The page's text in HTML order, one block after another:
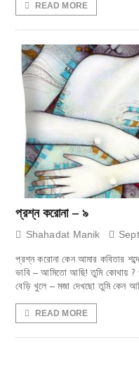
READ MORE
প্রশ্ন করোনা – ৯
Shahadat Manik
প্রশ্ন করোনা কেন আমার কবিতার
ভাবি – আমিতো আছি! তুমি কোথায় ?
বেড়ি খুলে – মজা দেখছো তুমি কেন
READ MORE